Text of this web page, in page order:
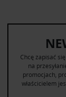
Chcę zapisać
na
promocjach,
właścicielem